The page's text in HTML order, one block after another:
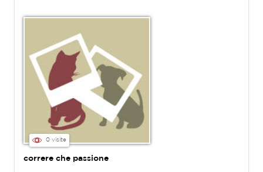
0 visite
correre che passione